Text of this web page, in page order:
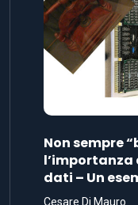
Non sempre
dati – Un
Cesare Di Mauro